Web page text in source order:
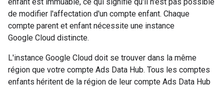
de modifier l'affectation d'un compte enfant. Chaque
compte parent et enfant nécessite une instance
Google Cloud distincte.
L'instance Google Cloud doit se trouver dans la même
région que votre compte Ads Data Hub. Tous les comptes
enfants héritent de la région de leur compte Ads Data Hub